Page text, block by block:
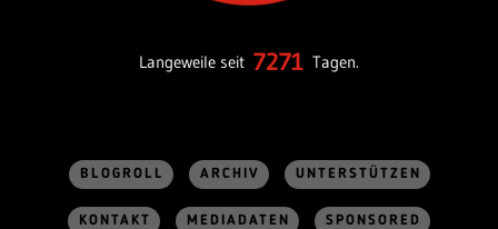
Langeweile seit 7271 Tagen.
BLOGROLL ARCHIV UNTERSTÜTZEN
KONTAKT MEDIADATEN SPONSORED